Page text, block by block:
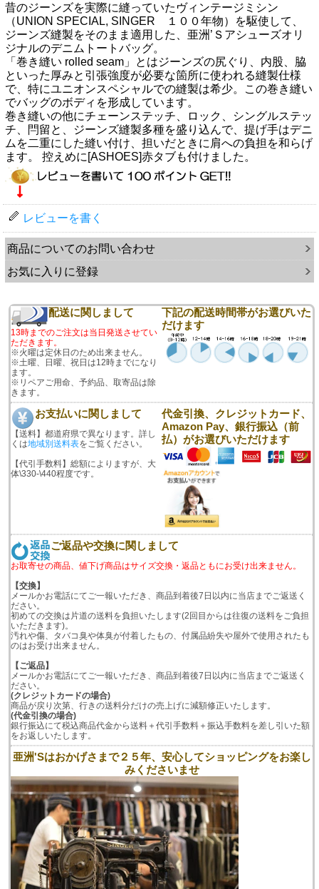
昔のジーンズを実際に縫っていたヴィンテージミシン
（UNION SPECIAL, SINGER １００年物）を駆使して、
ジーンズ縫製をそのまま適用した、亜洲’Ｓアシューズオリ
ジナルのデニムトートバッグ。
「巻き縫い rolled seam」とはジーンズの尻ぐり、内股、脇
といった厚みと引張強度が必要な箇所に使われる縫製仕様
で、特にユニオンスペシャルでの縫製は希少。この巻き縫い
でバッグのボディを形成しています。
巻き縫いの他にチェーンステッチ、ロック、シングルステッ
チ、閂留と、ジーンズ縫製多種を盛り込んで、提げ手はデニ
ムを二重にした縫い付け、担いだときに肩への負担を和らげ
ます。 控えめに[ASHOES]赤タブも付けました。
レビューを書く
商品についてのお問い合わせ
お気に入りに登録
配送に関しまして
13時までのご注文は当日発送させてい
ただきます。
※火曜は定休日のため出来ません。
※土曜、日曜、祝日は12時までになり
ます。
※リペアご用命、予約品、取寄品は除
きます。
下記の配送時間帯がお選びいた
だけます
お支払いに関しまして
【送料】都道府県で異なります。詳し
くは地域別送料表をご覧ください。
【代引手数料】総額によりますが、大
体\330-\440程度です。
代金引換、クレジットカード、
Amazon Pay、銀行振込（前
払）がお選びいただけます
ご返品や交換に関しまして
お取寄せの商品、値下げ商品はサイズ交換・返品ともにお受け出来ません。
【交換】
メールかお電話にてご一報いただき、商品到着後7日以内に当店までご返送く
ださい。
初めての交換は片道の送料を負担いたします(2回目からは往復の送料をご負担
いただきます)。
汚れや傷、タバコ臭や体臭が付着したもの、付属品紛失や屋外で使用されたも
のはお受け出来ません。
【ご返品】
メールかお電話にてご一報いただき、商品到着後7日以内に当店までご返送く
ださい。
(クレジットカードの場合)
商品が戻り次第、行きの送料分だけの売上げに減額修正いたします。
(代金引換の場合)
銀行振込にて税込商品代金から送料＋代引手数料＋振込手数料を差し引いた額
をお返しいたします。
亜洲'Sはおかげさまで２５年、安心してショッピングをお楽し
みくださいませ